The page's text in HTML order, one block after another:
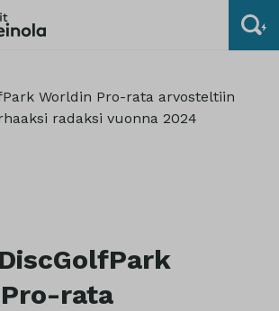
Worldin Pro-rata arvosteltiin
radaksi vuonna 2024
rata